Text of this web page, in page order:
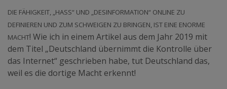
Die Fähigkeit, „Hass“ und „Desinformation“ online zu
definieren und zum Schweigen zu bringen, ist eine enorme
Macht! Wie ich in einem Artikel aus dem Jahr 2019 mit
dem Titel „Deutschland übernimmt die Kontrolle über
das Internet“ geschrieben habe, tut Deutschland das,
weil es die dortige Macht erkennt!